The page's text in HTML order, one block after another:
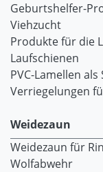
Geburtshelfer-
Viehzucht
Produkte für die
Laufschienen
PVC-Lamellen
Verriegelungen
Weidezaun
Weidezaun für
Wolfabwehr